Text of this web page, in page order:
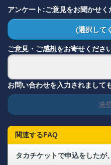
アンケート:ご意見をお聞かせく
(選択して
ご意見・ご感想をお寄せくださ
お問い合わせを入力されまして
送
関連するFAQ